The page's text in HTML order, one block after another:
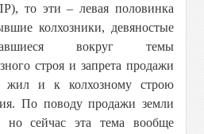
то эти – левая половинка
колхозники, девяностые
вокруг темы
строя и запрета продажи
жил и к колхозному строю
По поводу продажи земли
но сейчас эта тема вообще